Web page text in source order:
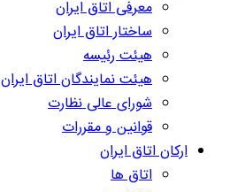
معرفی اتاق ایران
ساختار اتاق ایران
هیئت رئیسه
هیئت نمایندگان اتاق ایران
شورای عالی نظارت
قوانین و مقررات
ارکان اتاق ایران
اتاق ها